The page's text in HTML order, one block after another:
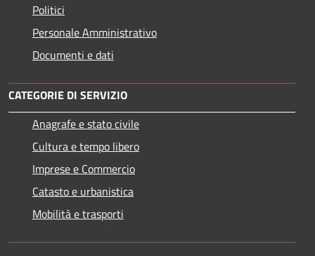
Politici
Personale Amministrativo
Documenti e dati
CATEGORIE DI SERVIZIO
Anagrafe e stato civile
Cultura e tempo libero
Imprese e Commercio
Catasto e urbanistica
Mobilità e trasporti